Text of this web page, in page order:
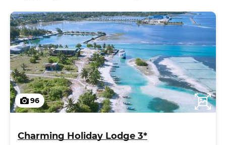
96
Charming Holiday Lodge 3*